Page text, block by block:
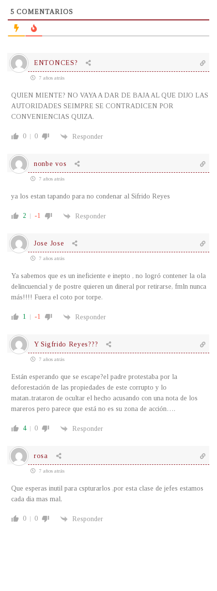
5 COMENTARIOS
ENTONCES?
7 años atrás
QUIEN MIENTE? NO VAYA A DAR DE BAJA AL QUE DIJO LAS
AUTORIDADES SEIMPRE SE CONTRADICEN POR
CONVENIENCIAS QUIZA.
0 0 Responder
nonbe vos
7 años atrás
ya los estan tapando para no condenar al Sifrido Reyes
2 -1 Responder
Jose Jose
7 años atrás
Ya sabemos que es un ineficiente e inepto , no logró contener la ola
delincuencial y de postre quieren un dineral por retirarse, fmln nunca
más!!!! Fuera el coto por torpe.
1 -1 Responder
Y Sigfrido Reyes???
7 años atrás
Están esperando que se escape?el padre protestaba por la
deforestación de las propiedades de este corrupto y lo
matan..trataron de ocultar el hecho acusando con una nota de los
mareros pero parece que está no es su zona de acción….
4 0 Responder
rosa
7 años atrás
Que esperas inutil para cspturarlos ,por esta clase de jefes estamos
cada dia mas mal,
0 0 Responder